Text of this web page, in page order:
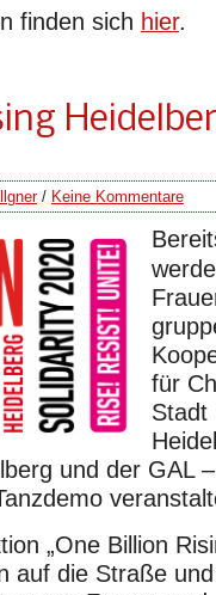
finden sich hier.
/ Keine Kommentare
für
Stadt
und der GAL
„One Billion
auf die Straße